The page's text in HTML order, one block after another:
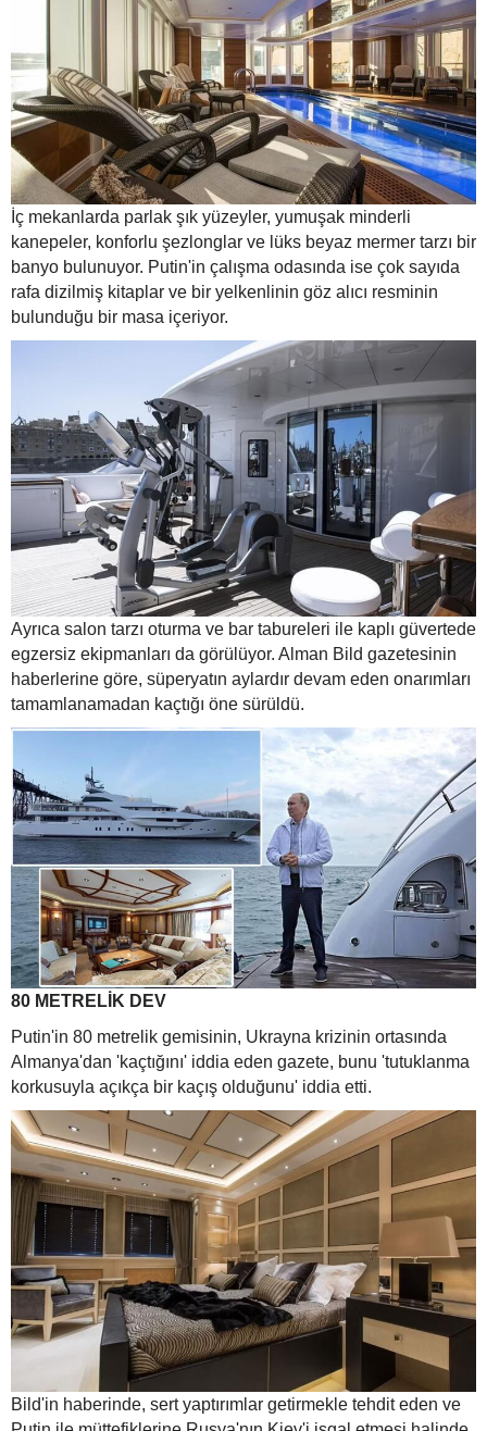
İç mekanlarda parlak şık yüzeyler, yumuşak minderli
kanepeler, konforlu şezlonglar ve lüks beyaz mermer tarzı bir
banyo bulunuyor. Putin'in çalışma odasında ise çok sayıda
rafa dizilmiş kitaplar ve bir yelkenlinin göz alıcı resminin
bulunduğu bir masa içeriyor.
Ayrıca salon tarzı oturma ve bar tabureleri ile kaplı güvertede
egzersiz ekipmanları da görülüyor. Alman Bild gazetesinin
haberlerine göre, süperyatın aylardır devam eden onarımları
tamamlanamadan kaçtığı öne sürüldü.
80 METRELİK DEV
Putin'in 80 metrelik gemisinin, Ukrayna krizinin ortasında
Almanya'dan 'kaçtığını' iddia eden gazete, bunu 'tutuklanma
korkusuyla açıkça bir kaçış olduğunu' iddia etti.
Bild'in haberinde, sert yaptırımlar getirmekle tehdit eden ve